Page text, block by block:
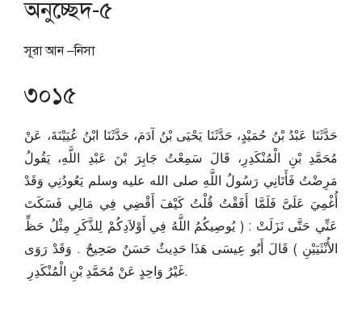
অনুচ্ছেদ-৫
সূরা আন –নিসা
৩০১৫
حَدَّثَنَا عَبْدُ بْنُ حُمَيْدٍ، حَدَّثَنَا يَحْيَى بْنُ آدَمَ، حَدَّثَنَا ابْنُ عُيَيْنَةَ، عَنْ
مُحَمَّدِ بْنِ الْمُنْكَدِرِ، قَالَ سَمِعْتُ جَابِرَ بْنَ عَبْدِ اللَّهِ، يَقُولُ
مَرِضْتُ فَأَتَانِي رَسُولُ اللَّهِ صلى الله عليه وسلم يَعُودُنِي وَقَدْ
أُغْمِيَ عَلَىَّ فَلَمَّا أَفَقْتُ قُلْتُ كَيْفَ أَقْضِي فِي مَالِي فَسَكَتَ
عَنِّي حَتَّى نَزَلَتْ ‏:‏ ‏(‏ يُوصِيكُمُ اللَّهُ فِي أَوْلاَدِكُمْ لِلذَّكَرِ مِثْلُ حَظِّ
الأُنْثَيَيْنِ ‏)‏ قَالَ أَبُو عِيسَى هَذَا حَدِيثٌ حَسَنٌ صَحِيحٌ ‏.‏ وَقَدْ رَوَى
غَيْرُ وَاحِدٍ عَنْ مُحَمَّدِ بْنِ الْمُنْكَدِرِ ‏.